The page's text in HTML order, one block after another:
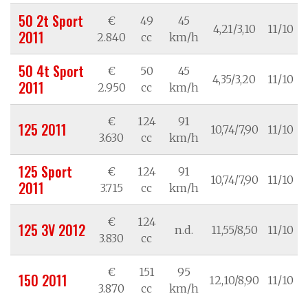
50 2t Sport
2011
€
2.840
49
cc
45
km/h
4,21/3,10 11/10
50 4t Sport
2011
€
2.950
50
cc
45
km/h
4,35/3,20 11/10
125 2011
€
3.630
124
cc
91
km/h
10,74/7,90 11/10
125 Sport
2011
€
3.715
124
cc
91
km/h
10,74/7,90 11/10
125 3V 2012
€
3.830
124
cc
n.d. 11,55/8,50 11/10
150 2011
€
3.870
151
cc
95
km/h
12,10/8,90 11/10